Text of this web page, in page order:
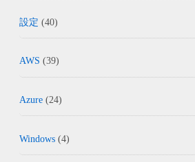
設定 (40)
AWS (39)
Azure (24)
Windows (4)